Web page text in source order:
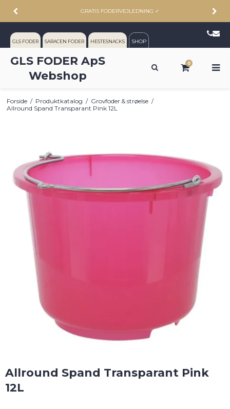
GRATIS FODERVEJLEDNING ✓
GLS FODER SARACEN FODER HESTESNACKS SHOP
GLS FODER ApS
Webshop
0
Forside / Produktkatalog / Grovfoder & strøelse /
Allround Spand Transparant Pink 12L
Allround Spand Transparant Pink
12L